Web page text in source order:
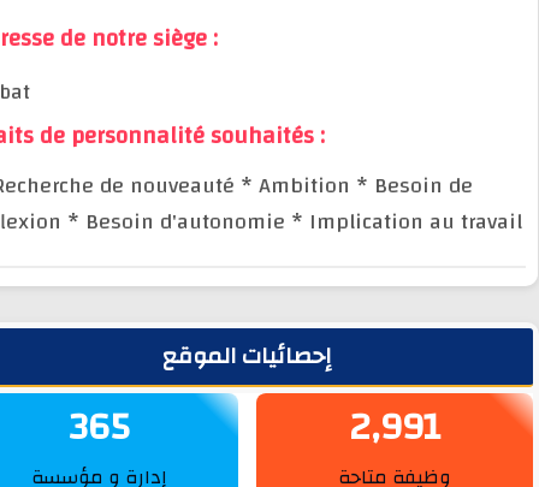
Adresse de notre siège :
Rabat
Traits de personnalité souhaités :
* Recherche de nouveauté* Ambition* Besoin de
réflexion* Besoin d'autonomie* Implication au
إحصائيات الموقع
2,991
وظيفة متاحة
365
إدارة و مؤسسة